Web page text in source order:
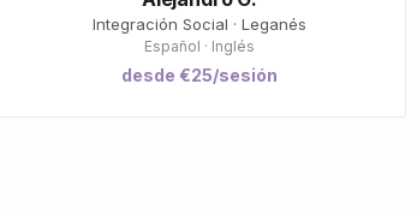
Integración Social · Leganés
Español · Inglés
desde €25/sesión